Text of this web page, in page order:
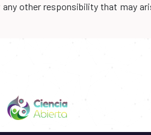
other responsibility that may